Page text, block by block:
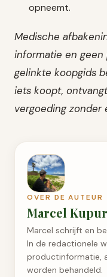
opneemt.
Medische
informatie en geen
gelinkte koopgids
iets koopt,
vergoeding zonder
OVER DE AUTEUR
Marcel
Marcel schrijft en
In de redactionele
productinformatie,
worden behandeld.